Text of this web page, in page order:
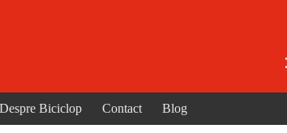
Despre Biciclop Contact Blog